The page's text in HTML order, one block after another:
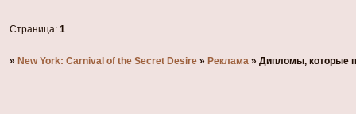
Страница:1
» New York: Carnival of the Secret Desire » Реклама »Дипломы, которые